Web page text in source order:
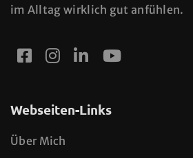
im Alltag wirklich gut anfühlen.
Webseiten-Links
Über Mich